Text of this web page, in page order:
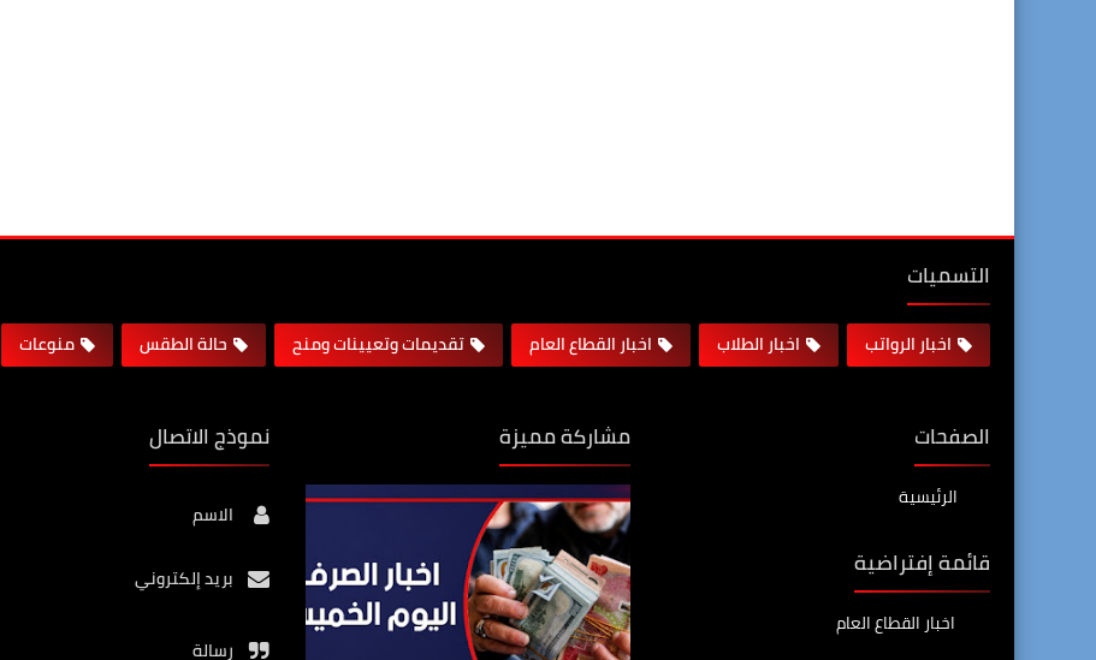
التسميات
اخبار الرواتب اخبار الطلاب اخبار القطاع العام تقديمات وتعيينات ومنح حالة الطقس منوعات
الصفحات
الرئيسية
قائمة إفتراضية
اخبار القطاع العام
مشاركة مميزة نموذج الاتصال
الاسم
بريد إلكتروني
رسالة